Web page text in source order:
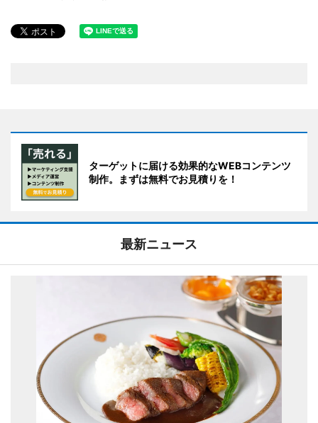
ターゲットに届ける効果的なWEBコンテンツ
制作。まずは無料でお見積りを！
最新ニュース